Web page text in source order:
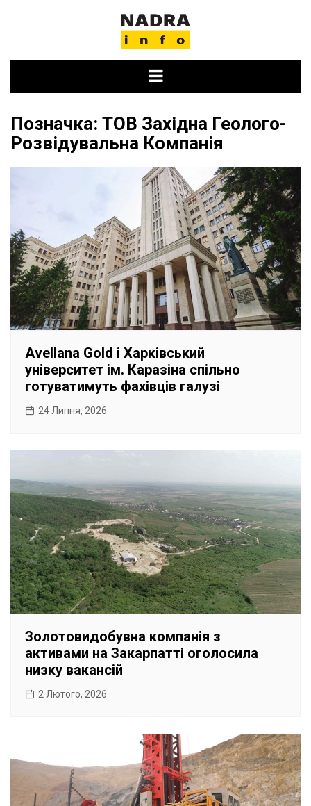
Позначка: ТОВ Західна Геолого-
Розвідувальна Компанія
Avellana Gold і Харківський
університет ім. Каразіна спільно
готуватимуть фахівців галузі
24 Липня, 2026
Золотовидобувна компанія з
активами на Закарпатті оголосила
низку вакансій
2 Лютого, 2026